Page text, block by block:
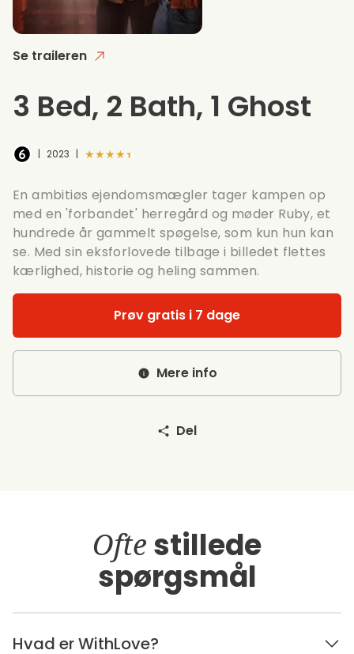
Se traileren
3 Bed, 2 Bath, 1 Ghost
| 2023 | ★★★★★
En ambitiøs ejendomsmægler tager kampen op
med en 'forbandet' herregård og møder Ruby, et
hundrede år gammelt spøgelse, som kun hun kan
se. Med sin eksforlovede tilbage i billedet flettes
kærlighed, historie og heling sammen.
Prøv gratis i 7 dage
Mere info
Del
Ofte stillede
spørgsmål
Hvad er WithLove?